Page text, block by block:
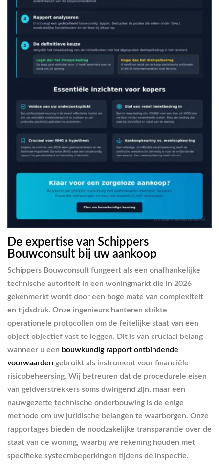
De expertise van Schippers
Bouwconsult bij uw aankoop
Schippers Bouwconsult fungeert als een onafhankelijke
technische autoriteit in een woningmarkt die in 2026
gekenmerkt wordt door een hoge mate van complexiteit
en tijdsdruk. Onze ingenieurs hanteren strikte
operationele protocollen om de feitelijke staat van een
object objectief vast te leggen. Dit is van cruciaal belang
wanneer u een bouwkundig rapport ontbindende
voorwaarden gebruikt als instrument voor financiële
risicobeheersing. Wij betreuren dat de procedurele eisen
van geldverstrekkers soms dwingend zijn, maar een
nauwgezette technische onderbouwing is de enige
methode om uw juridische belangen te waarborgen. Onze
rapportages bieden de noodzakelijke transparantie over de
staat van de woning, waarbij we rekening houden met
specifieke systeembeperkingen tijdens de inspectie.